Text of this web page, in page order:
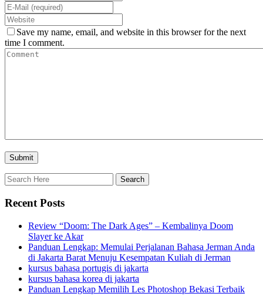
Save my name, email, and website in this browser for the next
time I comment.
Recent Posts
Review “Doom: The Dark Ages” – Kembalinya Doom
Slayer ke Akar
Panduan Lengkap: Memulai Perjalanan Bahasa Jerman Anda
di Jakarta Barat Menuju Kesempatan Kuliah di Jerman
kursus bahasa portugis di jakarta
kursus bahasa korea di jakarta
Panduan Lengkap Memilih Les Photoshop Bekasi Terbaik